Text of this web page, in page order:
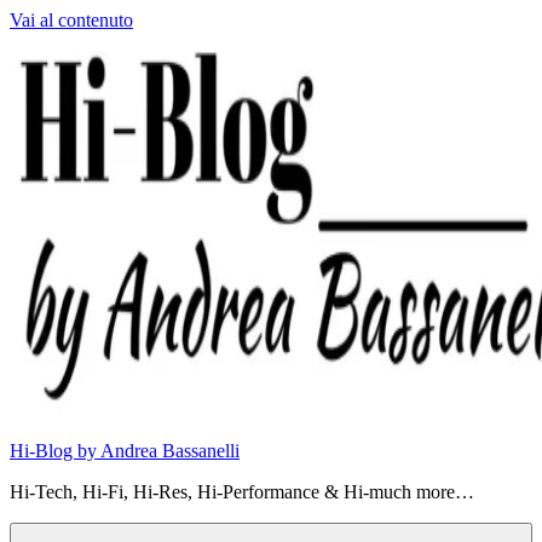
Vai al contenuto
Hi-Blog by Andrea Bassanelli
Hi-Tech, Hi-Fi, Hi-Res, Hi-Performance & Hi-much more…